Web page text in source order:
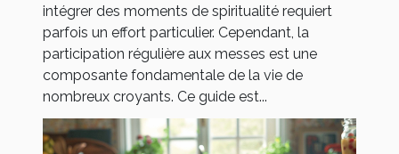
intégrer des moments de spiritualité requiert
parfois un effort particulier. Cependant, la
participation régulière aux messes est une
composante fondamentale de la vie de
nombreux croyants. Ce guide est...